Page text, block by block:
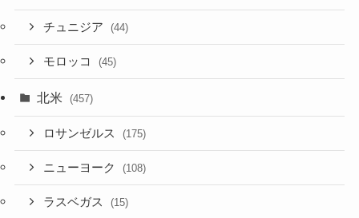
チュニジア (44)
モロッコ (45)
北米 (457)
ロサンゼルス (175)
ニューヨーク (108)
ラスベガス (15)